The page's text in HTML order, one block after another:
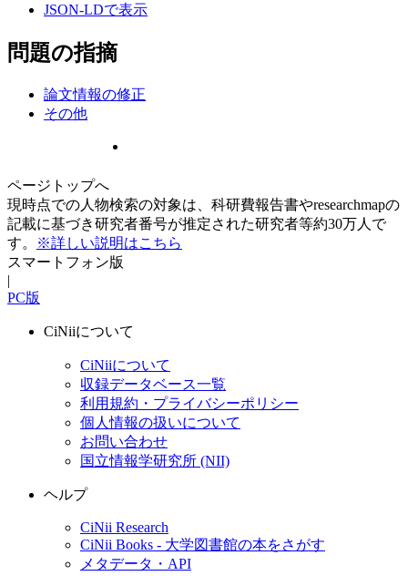
JSON-LDで表示
問題の指摘
論文情報の修正
その他
ページトップへ
現時点での人物検索の対象は、科研費報告書やresearchmapの
記載に基づき研究者番号が推定された研究者等約30万人で
す。
※詳しい説明はこちら
スマートフォン版
|
PC版
CiNiiについて
CiNiiについて
収録データベース一覧
利用規約・プライバシーポリシー
個人情報の扱いについて
お問い合わせ
国立情報学研究所 (NII)
ヘルプ
CiNii Research
CiNii Books - 大学図書館の本をさがす
メタデータ・API